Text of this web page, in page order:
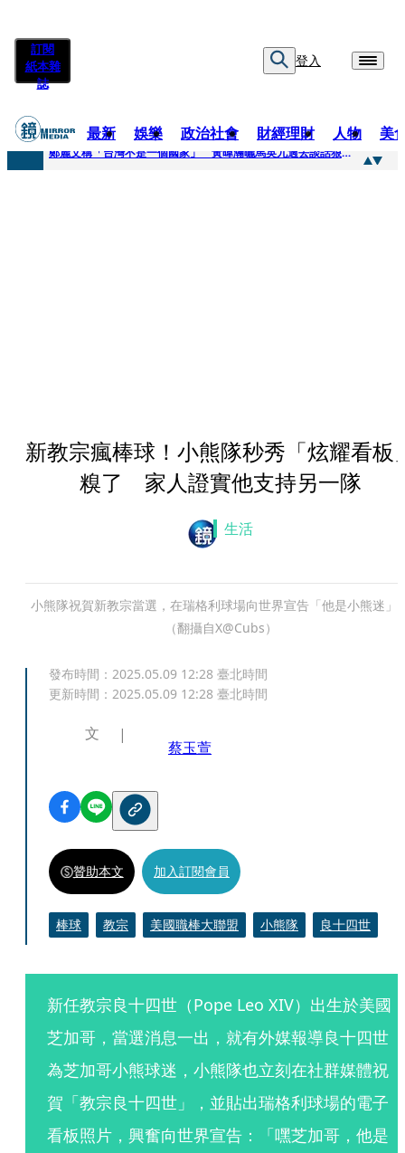
訂閱
紙本雜
誌
登入
最新 娛樂 政治社會 財經理財 人物 美
快訊
鄭麗文稱「台灣不是一個國家」 黃暐瀚曬馬英九過去談話狠打臉
新教宗瘋棒球！小熊隊秒秀「炫耀看板
糗了 家人證實他支持另一隊
生活
小熊隊祝賀新教宗當選，在瑞格利球場向世界宣告「他是小熊迷」
（翻攝自X@Cubs）
發布時間： 2025.05.09 12:28 臺北時間
更新時間： 2025.05.09 12:28 臺北時間
文
蔡玉萱
贊助本文 加入訂閱會員
棒球 教宗 美國職棒大聯盟 小熊隊 良十四世
新任教宗良十四世（Pope Leo XIV）出生於美國
芝加哥，當選消息一出，就有外媒報導良十四世
為芝加哥小熊球迷，小熊隊也立刻在社群媒體祝
賀「教宗良十四世」，並貼出瑞格利球場的電子
看板照片，興奮向世界宣告：「嘿芝加哥，他是